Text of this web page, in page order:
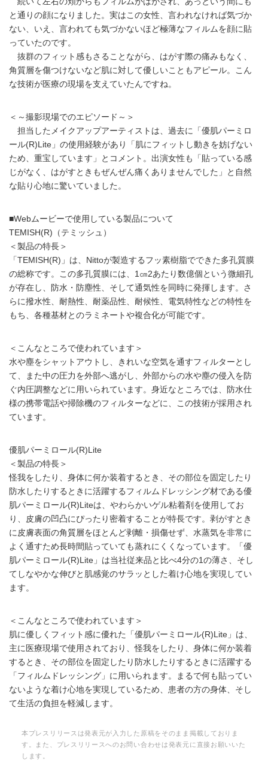
と通りの顔になりました。実はこの女性、言われなければ気づか
ない、いえ、言われても気づかないほど極薄なフィルムを顔に貼
っていたのです。
抜群のフィット感もさることながら、はがす際の痛みもなく、
角質層を傷つけないなど肌に対して優しいこともアピール。こん
な技術が医療の現場を支えていたんですね。
＜～撮影現場でのエピソード～＞
担当したメイクアップアーティストは、過去に「優肌パーミロ
ール(R)Lite」の使用経験があり「肌にフィットし動きを妨げない
ため、重宝しています」とコメント。出演女性も「貼っている感
じがなく、はがすときもぜんぜん痛くありませんでした」と自然
な貼り心地に驚いていました。
■Webムービーで使用している製品について
TEMISH(R)（テミッシュ）
＜製品の特長＞
「TEMISH(R)」は、Nittoが製造するフッ素樹脂でできた多孔質膜
の総称です。この多孔質膜には、1㎝2あたり数億個という微細孔
が存在し、防水・防塵性、そして通気性を同時に発揮します。さ
らに撥水性、耐熱性、耐薬品性、耐候性、電気特性などの特性を
もち、各種基材とのラミネートや複合化が可能です。
＜こんなところで使われています＞
水や塵をシャットアウトし、きれいな空気を通すフィルターとし
て、また中の圧力を外部へ逃がし、外部からの水や塵の侵入を防
ぐ内圧調整などに用いられています。身近なところでは、防水仕
様の携帯電話や掃除機のフィルターなどに、この技術が採用され
ています。
優肌パーミロール(R)Lite
＜製品の特長＞
怪我をしたり、身体に何か装着するとき、その部位を固定したり
防水したりするときに活躍するフィルムドレッシング材である優
肌パーミロール(R)Liteは、やわらかいゲル粘着剤を使用してお
り、皮膚の凹凸にぴったり密着することが特長です。剥がすとき
に皮膚表面の角質層をほとんど剥離・損傷せず、水蒸気を非常に
よく通すため長時間貼っていても蒸れにくくなっています。「優
肌パーミロール(R)Lite」は当社従来品と比べ4分の1の薄さ、そし
てしなやかな伸びと肌感覚のサラッとした着け心地を実現してい
ます。
＜こんなところで使われています＞
肌に優しくフィット感に優れた「優肌パーミロール(R)Lite」は、
主に医療現場で使用されており、怪我をしたり、身体に何か装着
するとき、その部位を固定したり防水したりするときに活躍する
「フィルムドレッシング」に用いられます。まるで何も貼ってい
ないような着け心地を実現しているため、患者の方の身体、そし
て生活の負担を軽減します。
本プレスリリースは発表元が入力した原稿をそのまま掲載しておりま
す。また、プレスリリースへのお問い合わせは発表元に直接お願いいた
します。